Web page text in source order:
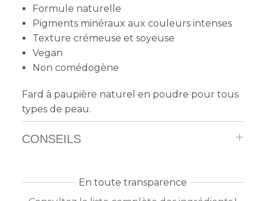
Formule naturelle
Pigments minéraux aux couleurs intenses
Texture crémeuse et soyeuse
Vegan
Non comédogène
Fard à paupière naturel en poudre pour tous
types de peau.
CONSEILS
En toute transparence